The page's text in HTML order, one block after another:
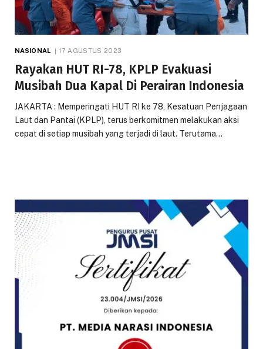
NASIONAL 17 AGUSTUS 2023
Rayakan HUT RI-78, KPLP Evakuasi
Musibah Dua Kapal Di Perairan Indonesia
JAKARTA : Memperingati HUT RI ke 78, Kesatuan Penjagaan
Laut dan Pantai (KPLP), terus berkomitmen melakukan aksi
cepat di setiap musibah yang terjadi di laut. Terutama…